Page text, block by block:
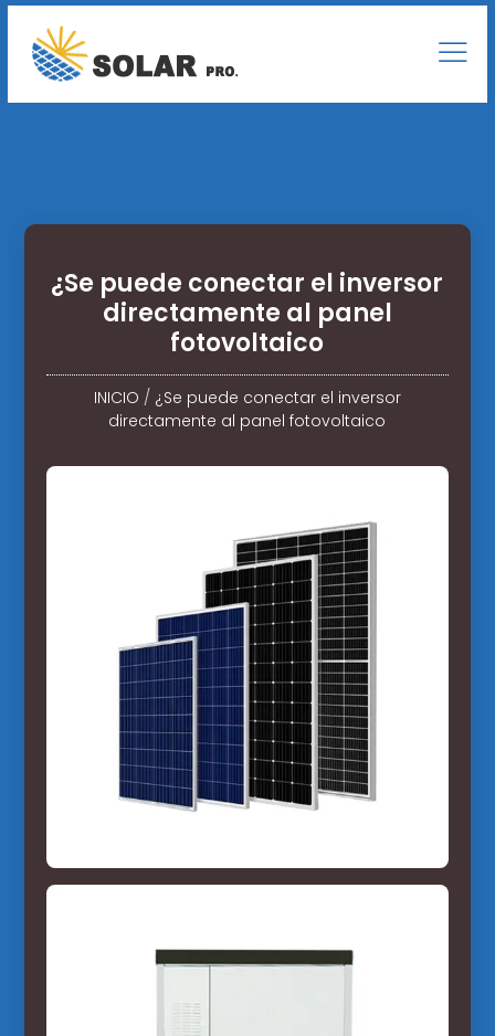
¿Se puede conectar el inversor
directamente al panel
fotovoltaico
INICIO / ¿Se puede conectar el inversor
directamente al panel fotovoltaico